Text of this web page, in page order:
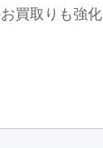
買取りも強化